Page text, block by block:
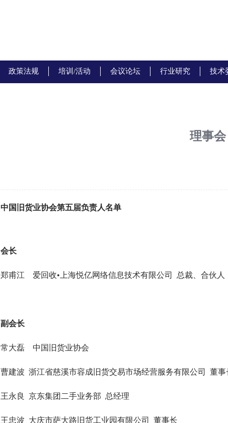
政策法规 培训/活动 会议论坛 行业研究 技术
理事会
中国旧货业协会第五届负责人名单
会长
郑甫江 爱回收•上海悦亿网络信息技术有限公司 总裁、合伙人
副会长
常大磊 中国旧货业协会
曹建波 浙江省慈溪市容成旧货交易市场经营服务有限公司 董事
王永良 京东集团二手业务部 总经理
王忠波 大庆市萨大路旧货工业园有限公司 董事长